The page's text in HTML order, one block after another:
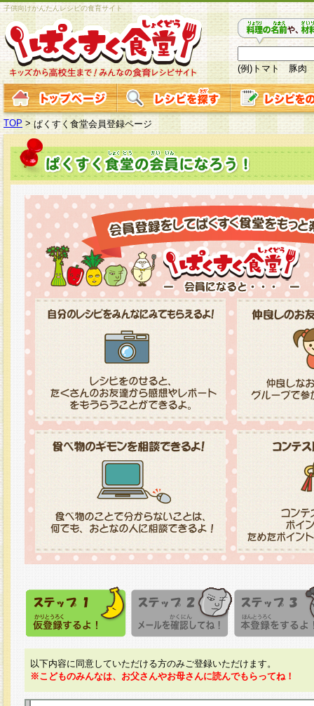
子供向けかんたんレシピの食育サイト
(例)トマト 豚肉
TOP > ぱくすく食堂会員登録ページ
以下内容に同意していただける方のみご登録いただけます。
※こどものみんなは、お父さんやお母さんに読んでもらってね！